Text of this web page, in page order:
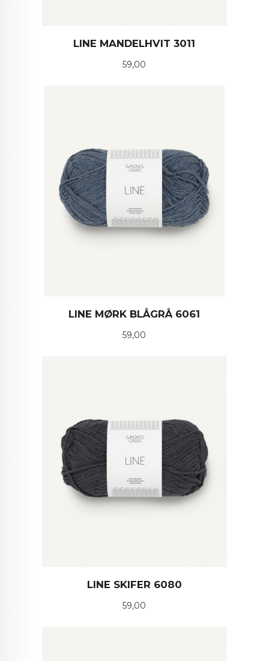
LINE MANDELHVIT 3011
Pris
59,00
LINE MØRK BLÅGRÅ 6061
Pris
59,00
LINE SKIFER 6080
Pris
59,00